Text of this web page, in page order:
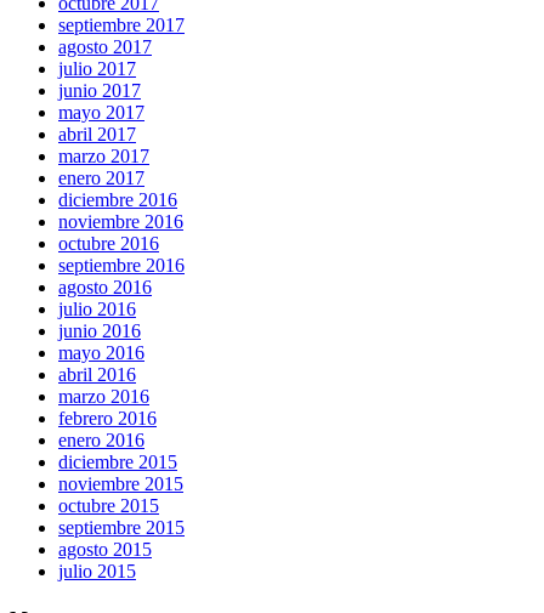
septiembre 2017
agosto 2017
julio 2017
junio 2017
mayo 2017
abril 2017
marzo 2017
enero 2017
diciembre 2016
noviembre 2016
octubre 2016
septiembre 2016
agosto 2016
julio 2016
junio 2016
mayo 2016
abril 2016
marzo 2016
febrero 2016
enero 2016
diciembre 2015
noviembre 2015
octubre 2015
septiembre 2015
agosto 2015
julio 2015